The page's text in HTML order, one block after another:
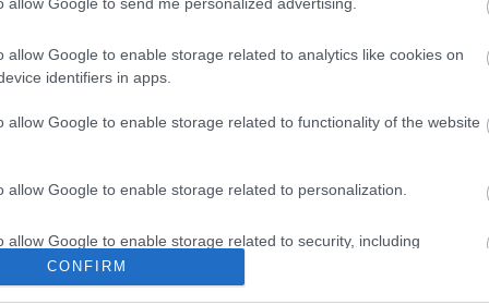
allow Google to send me personalized advertising.
allow Google to enable storage related to analytics like cookies on
identifiers in apps.
allow Google to enable storage related to functionality of the website
allow Google to enable storage related to personalization.
allow Google to enable storage related to security, including
functionality and fraud prevention, and other user protection.
CONFIRM